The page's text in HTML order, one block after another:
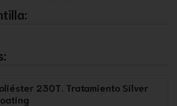
230T. Tratamiento Silver